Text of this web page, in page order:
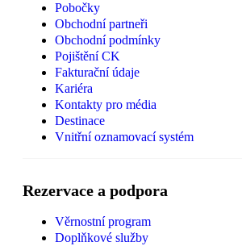
Pobočky
Obchodní partneři
Obchodní podmínky
Pojištění CK
Fakturační údaje
Kariéra
Kontakty pro média
Destinace
Vnitřní oznamovací systém
Rezervace a podpora
Věrnostní program
Doplňkové služby